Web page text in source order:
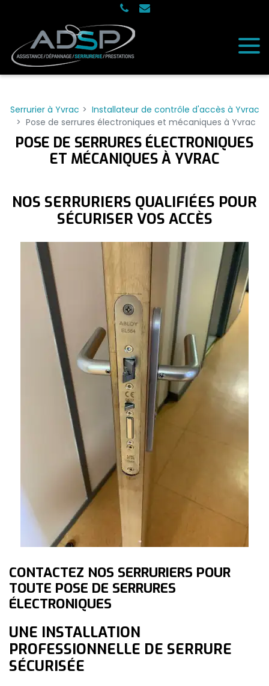
Serrurier à Yvrac
Installateur de contrôle d'accès à Yvrac
Pose de serrures électroniques et mécaniques à Yvrac
POSE DE SERRURES ÉLECTRONIQUES
ET MÉCANIQUES À YVRAC
NOS SERRURIERS QUALIFIÉES POUR
SÉCURISER VOS ACCÈS
CONTACTEZ NOS SERRURIERS POUR
TOUTE POSE DE SERRURES
ÉLECTRONIQUES
UNE INSTALLATION
PROFESSIONNELLE DE SERRURE
SÉCURISÉE
Panneau de gestion des cookies